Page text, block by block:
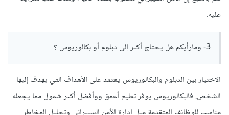
عليه.
3- ومارأيكم هل يحتاج أكثر إلى دبلوم أو بكالوريوس ؟
الاختيار بين الدبلوم والبكالوريوس يعتمد على الأهداف التي يهدف إليها
الشخص. فالبكالوريوس يوفر تعليم أعمق ووأفضل أكثر شمول مما يجعله